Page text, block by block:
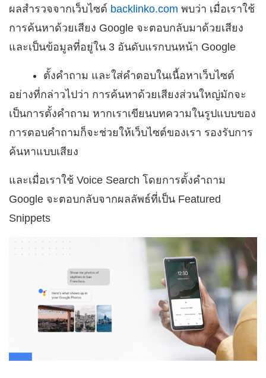
ผลสำรวจจากเว็บไซต์ backlinko.com พบว่า เมื่อเราใช้
การค้นหาด้วยเสียง Google จะตอบกลับมาด้วยเสียง
และเป็นข้อมูลที่อยู่ใน 3 อันดับแรกบนหน้า Google
ตั้งคำถาม และใส่คำตอบในเนื้อหาเว็บไซต์
อย่างที่กล่าวไปว่า การค้นหาด้วยเสียงส่วนใหญ่มักจะ
เป็นการตั้งคำถาม หากเราเขียนบทความในรูปแบบของ
การตอบคำถามก็จะช่วยให้เว็บไซต์ของเรา รองรับการ
ค้นหาแบบเสียง
และเมื่อเราใช้ Voice Search โดยการตั้งคำถาม
Google จะตอบกลับจากผลลัพธ์ที่เป็น Featured
Snippets